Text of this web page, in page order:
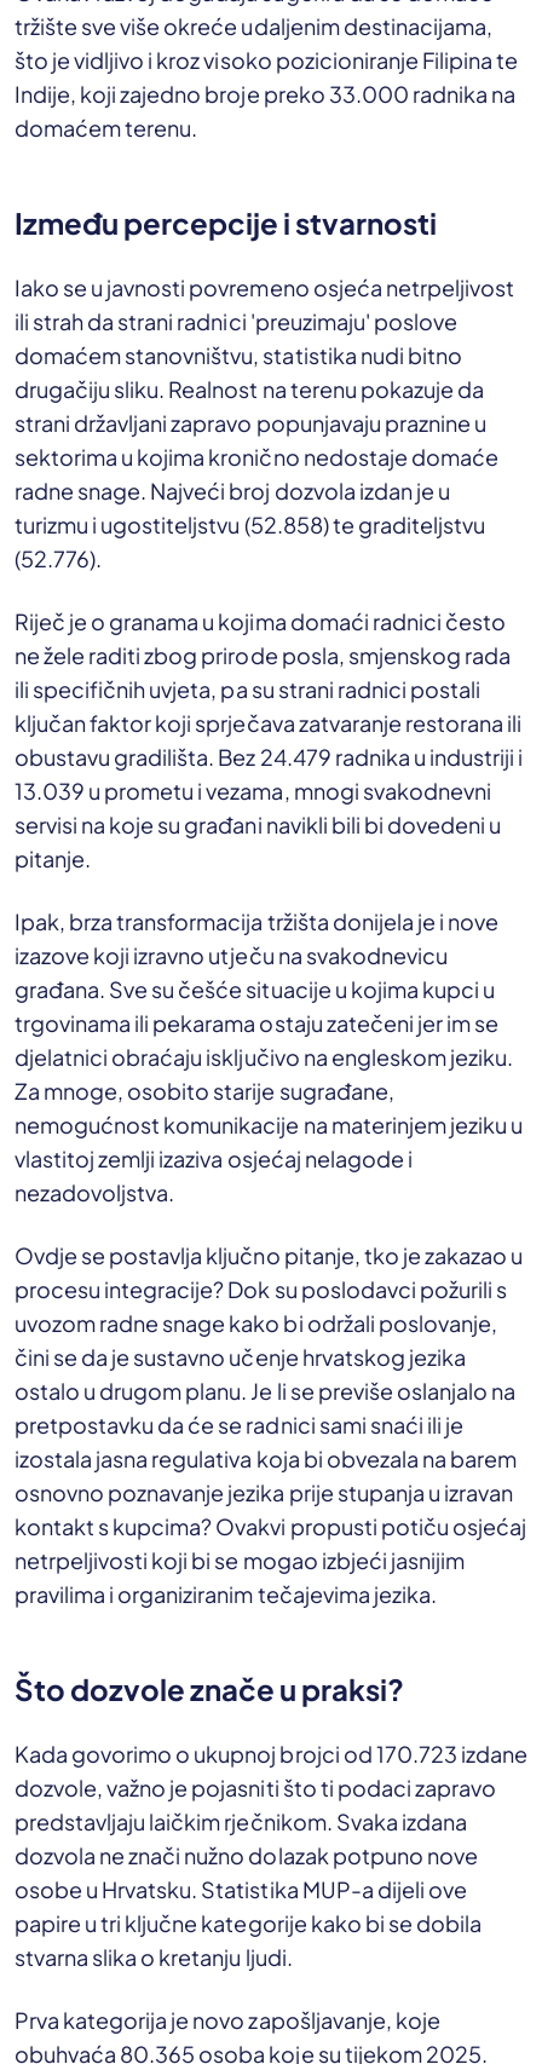
tržište sve više okreće udaljenim destinacijama,
što je vidljivo i kroz visoko pozicioniranje Filipina te
Indije, koji zajedno broje preko 33.000 radnika na
domaćem terenu.
Između percepcije i stvarnosti
Iako se u javnosti povremeno osjeća netrpeljivost
ili strah da strani radnici 'preuzimaju' poslove
domaćem stanovništvu, statistika nudi bitno
drugačiju sliku. Realnost na terenu pokazuje da
strani državljani zapravo popunjavaju praznine u
sektorima u kojima kronično nedostaje domaće
radne snage. Najveći broj dozvola izdan je u
turizmu i ugostiteljstvu (52.858) te graditeljstvu
(52.776).
Riječ je o granama u kojima domaći radnici često
ne žele raditi zbog prirode posla, smjenskog rada
ili specifičnih uvjeta, pa su strani radnici postali
ključan faktor koji sprječava zatvaranje restorana ili
obustavu gradilišta. Bez 24.479 radnika u industriji i
13.039 u prometu i vezama, mnogi svakodnevni
servisi na koje su građani navikli bili bi dovedeni u
pitanje.
Ipak, brza transformacija tržišta donijela je i nove
izazove koji izravno utječu na svakodnevicu
građana. Sve su češće situacije u kojima kupci u
trgovinama ili pekarama ostaju zatečeni jer im se
djelatnici obraćaju isključivo na engleskom jeziku.
Za mnoge, osobito starije sugrađane,
nemogućnost komunikacije na materinjem jeziku u
vlastitoj zemlji izaziva osjećaj nelagode i
nezadovoljstva.
Ovdje se postavlja ključno pitanje, tko je zakazao u
procesu integracije? Dok su poslodavci požurili s
uvozom radne snage kako bi održali poslovanje,
čini se da je sustavno učenje hrvatskog jezika
ostalo u drugom planu. Je li se previše oslanjalo na
pretpostavku da će se radnici sami snaći ili je
izostala jasna regulativa koja bi obvezala na barem
osnovno poznavanje jezika prije stupanja u izravan
kontakt s kupcima? Ovakvi propusti potiču osjećaj
netrpeljivosti koji bi se mogao izbjeći jasnijim
pravilima i organiziranim tečajevima jezika.
Što dozvole znače u praksi?
Kada govorimo o ukupnoj brojci od 170.723 izdane
dozvole, važno je pojasniti što ti podaci zapravo
predstavljaju laičkim rječnikom. Svaka izdana
dozvola ne znači nužno dolazak potpuno nove
osobe u Hrvatsku. Statistika MUP-a dijeli ove
papire u tri ključne kategorije kako bi se dobila
stvarna slika o kretanju ljudi.
Prva kategorija je novo zapošljavanje, koje
obuhvaća 80.365 osoba koje su tijekom 2025.